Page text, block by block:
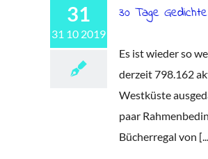
31
31 10 2019
30 Tage
Es ist wieder so
derzeit 798.162
Westküste
paar
Bücherregal von